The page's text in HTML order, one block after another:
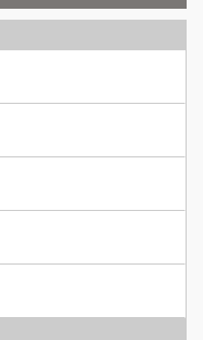
200萬~300萬
100萬 ~ 200萬
屏東縣